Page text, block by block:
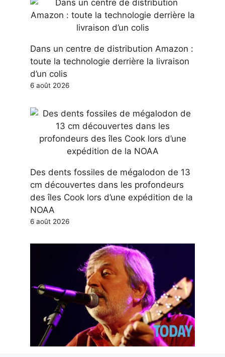
Dans un centre de distribution Amazon :
toute la technologie derrière la livraison
d’un colis
6 août 2026
Des dents fossiles de mégalodon de 13
cm découvertes dans les profondeurs
des îles Cook lors d’une expédition de la
NOAA
6 août 2026